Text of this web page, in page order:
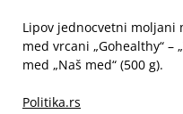
Lipov jednocvetni moljani
med vrcani „Gohealthy“ –
med „Naš med“ (500 g).
Politika.rs